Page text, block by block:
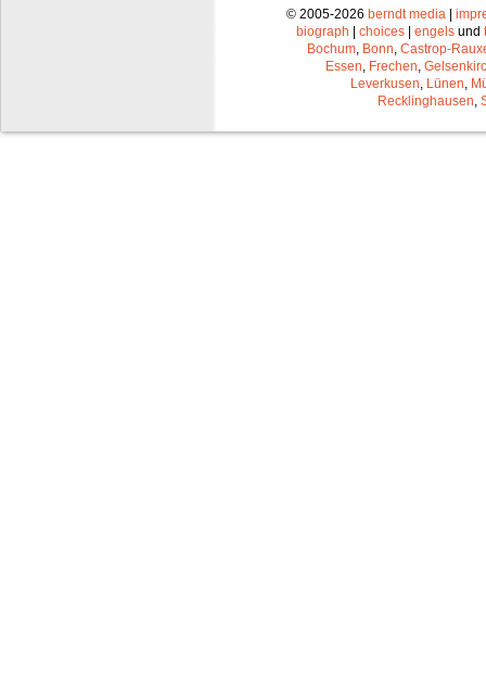
© 2005-2026 berndt media|
biograph
choices engels und
Bochum, Bonn, Castrop-
Essen, Frechen,
Leverkusen, Lünen,
Recklinghausen,